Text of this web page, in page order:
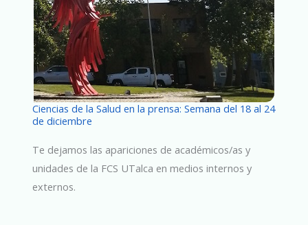
Ciencias de la Salud en la prensa: Semana del 18 al 24
de diciembre
Te dejamos las apariciones de académicos/as y
unidades de la FCS UTalca en medios internos y
externos.